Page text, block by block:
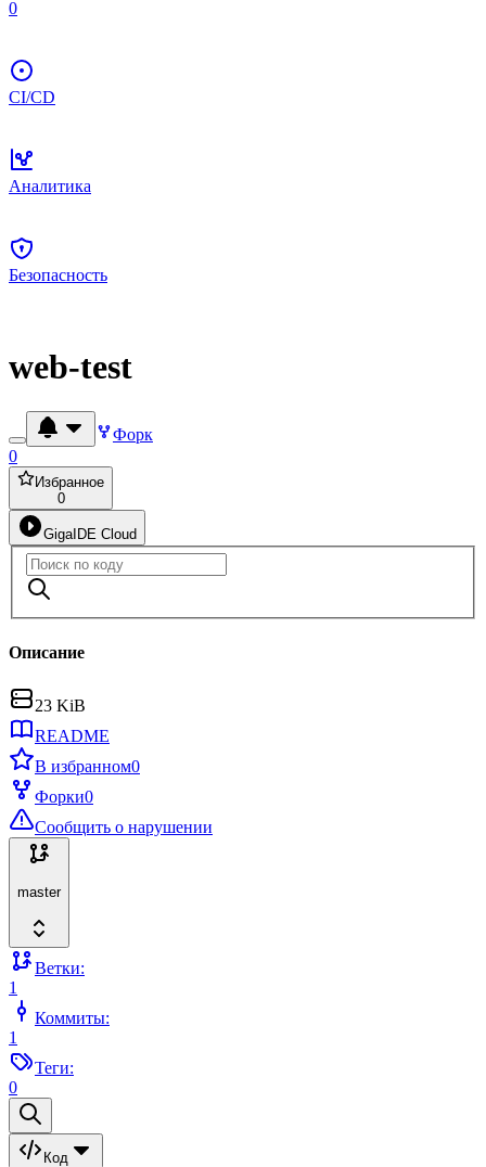
0
CI/CD
Аналитика
Безопасность
web-test
Форк
0
Избранное
0
GigaIDE Cloud
Описание
23 KiB
README
В избранном0
Форки0
Сообщить о нарушении
master
Ветки:
1
Коммиты:
1
Теги:
0
Код